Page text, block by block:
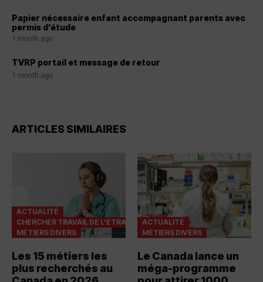
Papier nécessaire enfant accompagnant parents avec
permis d’étude
1 month ago
TVRP portail et message de retour
1 month ago
ARTICLES SIMILAIRES
ACTUALITÉ
CHERCHER TRAVAIL DE L'ÉTRANGER
MÉTIERS DIVERS
Les 15 métiers les
plus recherchés au
ACTUALITÉ
MÉTIERS DIVERS
Le Canada lance un
méga-programme